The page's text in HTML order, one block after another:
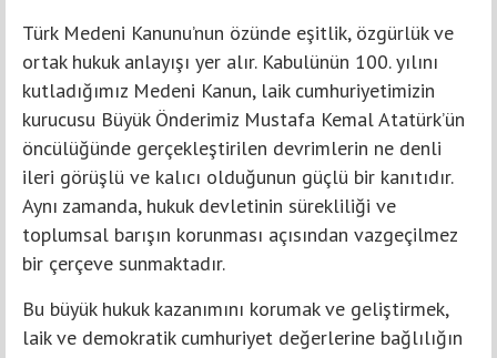
Türk Medeni Kanunu’nun özünde eşitlik, özgürlük ve
ortak hukuk anlayışı yer alır. Kabulünün 100. yılını
kutladığımız Medeni Kanun, laik cumhuriyetimizin
kurucusu Büyük Önderimiz Mustafa Kemal Atatürk’ün
öncülüğünde gerçekleştirilen devrimlerin ne denli
ileri görüşlü ve kalıcı olduğunun güçlü bir kanıtıdır.
Aynı zamanda, hukuk devletinin sürekliliği ve
toplumsal barışın korunması açısından vazgeçilmez
bir çerçeve sunmaktadır.
Bu büyük hukuk kazanımını korumak ve geliştirmek,
laik ve demokratik cumhuriyet değerlerine bağlılığın